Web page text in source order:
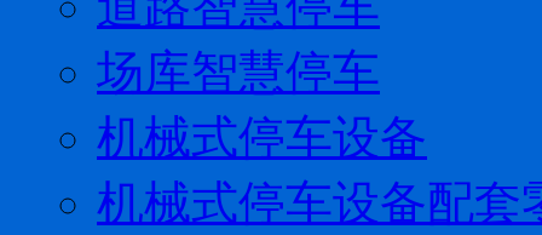
场库智慧停车
机械式停车设备
机械式停车设备配套